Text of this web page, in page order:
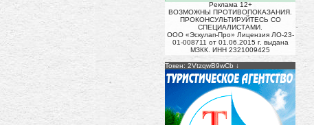
Реклама 12+
ВОЗМОЖНЫ ПРОТИВОПОКАЗАНИЯ.
ПРОКОНСУЛЬТИРУЙТЕСЬ СО
СПЕЦИАЛИСТАМИ.
ООО «Эскулап-Про» Лицензия ЛО-23-
01-008711 от 01.06.2015 г. выдана
МЗКК. ИНН 2321009425
Токен: 2VtzqwB9wCb